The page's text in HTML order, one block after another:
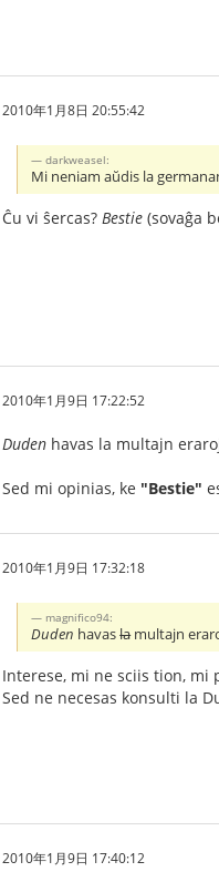
2010年1月8日 20:55:42
darkweasel:
Mi neniam aŭdis la
Ĉu vi ŝercas? Bestie (sovaĝa
2010年1月9日 17:22:52
Duden havas la multajn
Sed mi opinias, ke "Bestie"
2010年1月9日 17:32:18
magnifico94:
Duden havaslamultajn
Interese, mi ne sciis tion, mi
Sed ne necesas konsulti la
2010年1月9日 17:40:12